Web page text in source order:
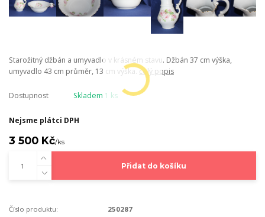
Starožitný džbán a umyvadlo v krásném stavu. Džbán 37 cm výška,
umyvadlo 43 cm průměr, 13 cm výška.celý popis
Dostupnost Skladem 1 ks
Nejsme plátci DPH
3 500 Kč/ks
Přidat do košíku
Číslo produktu: 250287